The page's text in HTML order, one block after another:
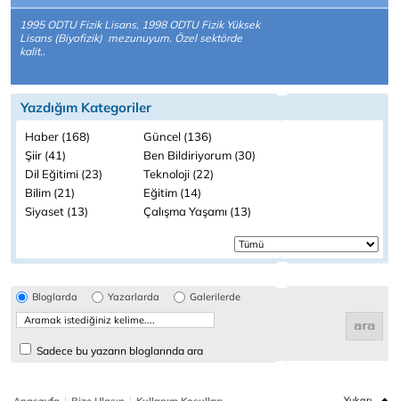
1995 ODTU Fizik Lisans, 1998 ODTU Fizik Yüksek
Lisans (Biyofizik) mezunuyum. Özel sektörde
kalit..
Yazdığım Kategoriler
Haber (168)
Güncel (136)
Şiir (41)
Ben Bildiriyorum (30)
Dil Eğitimi (23)
Teknoloji (22)
Bilim (21)
Eğitim (14)
Siyaset (13)
Çalışma Yaşamı (13)
Bloglarda Yazarlarda Galerilerde
Sadece bu yazarın bloglarında ara